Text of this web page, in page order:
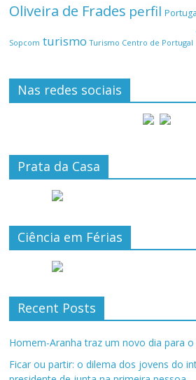
Oliveira de Frades perfil
Sopcom turismo Turismo Centro de Portugal
Nas redes sociais
Prata da Casa
Ciência em Férias
Recent Posts
Homem-Aranha traz um novo dia para
Ficar ou partir: o dilema dos jovens do